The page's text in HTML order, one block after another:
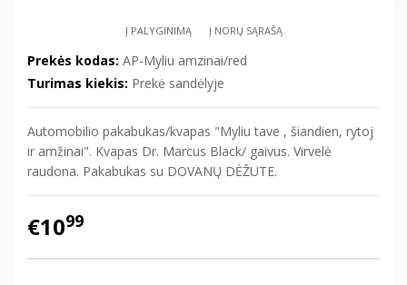
Į PALYGINIMĄ Į NORŲ SĄRAŠĄ
Prekės kodas: AP-Myliu amzinai/red
Turimas kiekis: Prekė sandėlyje
Automobilio pakabukas/kvapas "Myliu tave , šiandien, rytoj
ir amžinai". Kvapas Dr. Marcus Black/ gaivus. Virvelė
raudona. Pakabukas su DOVANŲ DĖŽUTE.
€1099